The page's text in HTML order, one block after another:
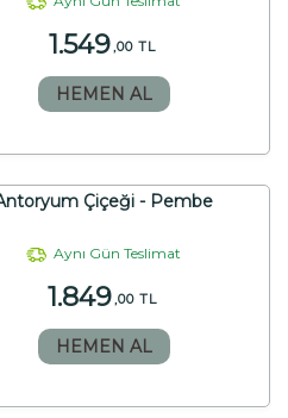
1.549,00 TL
HEMEN AL
Çiçeği - Pembe
Aynı Gün Teslimat
1.849,00 TL
HEMEN AL